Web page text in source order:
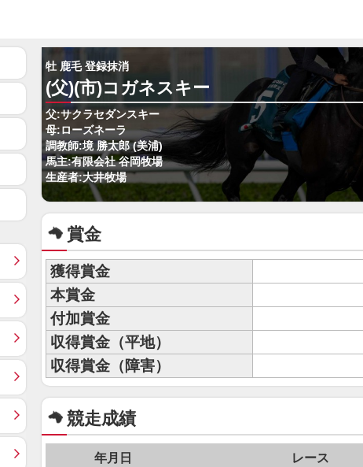
牡 鹿毛 登録抹消
(父)(市)コガネスキー
父:サクラセダンスキー
母:ローズネーラ
調教師:境 勝太郎 (美浦)
馬主:有限会社 谷岡牧場
生産者:大井牧場
賞金
獲得賞金
本賞金
付加賞金
収得賞金（平地）
収得賞金（障害）
競走成績
年月日 レース